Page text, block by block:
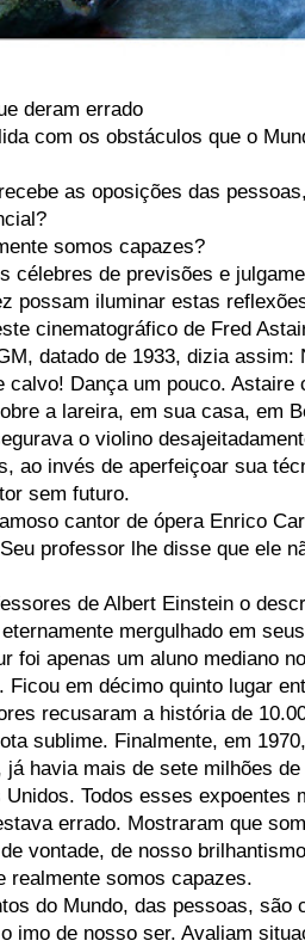
deram errado
com os obstáculos que o
as oposições das
somos capazes?
célebres de previsões e
possam iluminar estas
cinematográfico de Fred
datado de 1933, dizia assim:
calvo! Dança um pouco.
a lareira, em sua casa, em
o violino
ao invés de aperfeiçoar sua
sem futuro.
cantor de ópera Enrico
professor lhe disse que ele
de Albert Einstein o
mergulhado em
foi apenas um aluno mediano
Ficou em décimo quinto lugar
recusaram a história de
sublime. Finalmente, em
já havia mais de sete milhões
Unidos. Todos esses expoentes
errado. Mostraram que
vontade, de nosso
realmente somos capazes.
do Mundo, das pessoas, são
imo de nosso ser. Avaliam